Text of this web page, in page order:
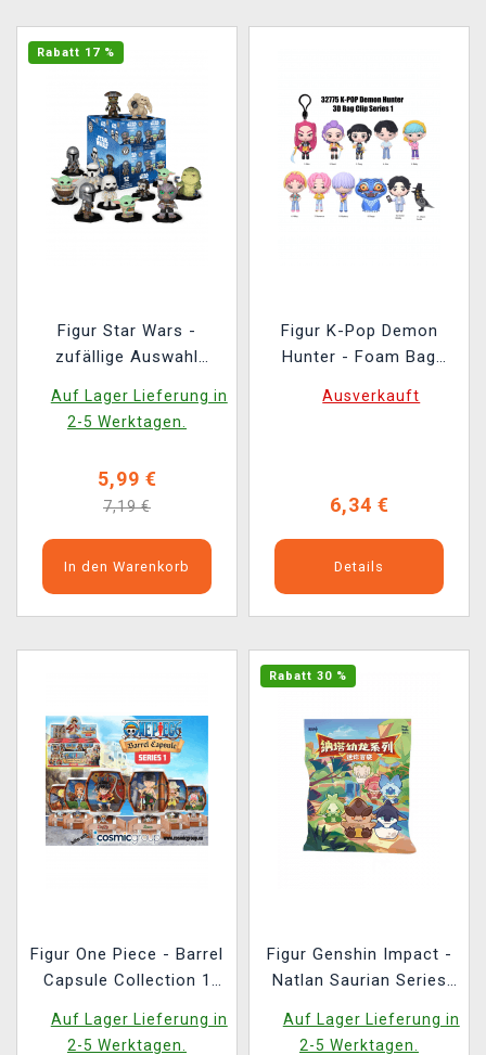
Rabatt 17 %
Figur Star Wars -
zufällige Auswahl
Auf Lager Lieferung in
2-5 Werktagen.
5,99 €
7,19 €
In den Warenkorb
Figur K-Pop Demon
Hunter - Foam Bag
Auswahl)
Ausverkauft
6,34 €
Details
Figur One Piece - Barrel
Capsule Collection 1
Auf Lager Lieferung in
2-5 Werktagen.
Rabatt 30 %
Figur Genshin Impact -
Natlan Saurian Series
Auf Lager Lieferung in
2-5 Werktagen.